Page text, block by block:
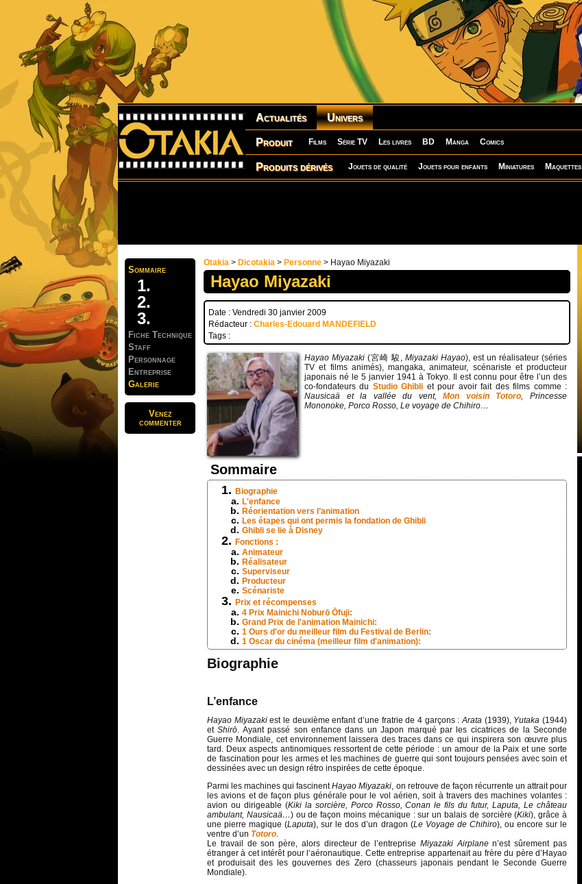
Actualités Univers
Produit Films Série TV Les livres BD Manga Comics
Produits dérivés Jouets de qualité Jouets pour enfants Miniatures Maquettes
Sommaire
Fiche Technique
Staff
Personnage
Entreprise
Galerie
Venez
commenter
Otakia > Dicotakia > Personne > Hayao Miyazaki
Hayao Miyazaki
Date : Vendredi 30 janvier 2009
Rédacteur : Charles-Edouard MANDEFIELD
Tags :
Hayao Miyazaki (宮崎 駿, Miyazaki Hayao), est un réalisateur (séries
TV et films animés), mangaka, animateur, scénariste et producteur
japonais né le 5 janvier 1941 à Tokyo. Il est connu pour être l’un des
co-fondateurs du Studio Ghibli et pour avoir fait des films comme :
Nausicaä et la vallée du vent,Mon voisin Totoro, Princesse
Mononoke, Porco Rosso, Le voyage de Chihiro…
Sommaire
Biographie
L'enfance
Réorientation vers l’animation
Les étapes qui ont permis la fondation de Ghibli
Ghibli se lie à Disney
Fonctions :
Animateur
Réalisateur
Superviseur
Producteur
Scénariste
Prix et récompenses
4 Prix Mainichi Noburō Ōfuji:
Grand Prix de l'animation Mainichi:
1 Ours d'or du meilleur film du Festival de Berlin:
1 Oscar du cinéma (meilleur film d'animation):
Biographie
L’enfance
Hayao Miyazakiest le deuxième enfant d’une fratrie de 4 garçons :Arata (1939), Yutaka (1944)
etShirō. Ayant passé son enfance dans un Japon marqué par les cicatrices de la Seconde
Guerre Mondiale, cet environnement laissera des traces dans ce qui inspirera son œuvre plus
tard. Deux aspects antinomiques ressortent de cette période : un amour de la Paix et une sorte
de fascination pour les armes et les machines de guerre qui sont toujours pensées avec soin et
dessinées avec un design rétro inspirées de cette époque.
Parmi les machines qui fascinentHayao Miyazaki, on retrouve de façon récurrente un attrait pour
les avions et de façon plus générale pour le vol aérien, soit à travers des machines volantes :
avion ou dirigeable (Kiki la sorcière, Porco Rosso, Conan le fils du futur, Laputa, Le château
ambulant, Nausicaä…) ou de façon moins mécanique : sur un balais de sorcière (Kiki), grâce à
une pierre magique (Laputa), sur le dos d’un dragon (Le Voyage de Chihiro), ou encore sur le
ventre d’un Totoro.
Le travail de son père, alors directeur de l’entreprise Miyazaki Airplanen’est sûrement pas
étranger à cet intérêt pour l’aéronautique. Cette entreprise appartenait au frère du père d’Hayao
et produisait des les gouvernes des Zero (chasseurs japonais pendant le Seconde Guerre
Mondiale).